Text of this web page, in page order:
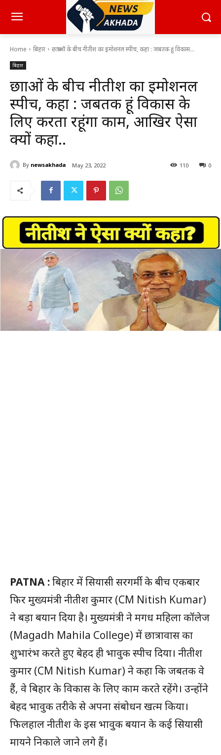
Home बिहार छात्राओं के बीच नीतीश का इमोशनल स्पीच, कहा : जबतक हूं विकास...
बिहार
छात्राओं के बीच नीतीश का इमोशनल
स्पीच, कहा : जबतक हूं विकास के
लिए करता रहूंगा काम, आखिर ऐसा
क्यों कहा..
By newsakhada May 23, 2022 0
110
PATNA :बिहार में सियासी सरगर्मी के बीच एकबार
फिर मुख्यमंत्री नीतीश कुमार (CM Nitish Kumar)
ने बड़ा बयान दिया है। मुख्यमंत्री ने मगध महिला कॉलेज
(Magadh Mahila College) में छात्रावास का
शुभारंभ करते हुए बेहद ही भावुक स्पीच दिया। नीतीश
कुमार (CM Nitish Kumar) ने कहा कि जबतक वे
हैं, वे बिहार के विकास के लिए काम करते रहेंगे। उन्होंने
बेहद भावुक तरीके से अपना संबोधन खत्म किया।
फिलहाल नीतीश के इस भावुक बयान के कई सियासी
मायने निकाले जाने लगे हैं।